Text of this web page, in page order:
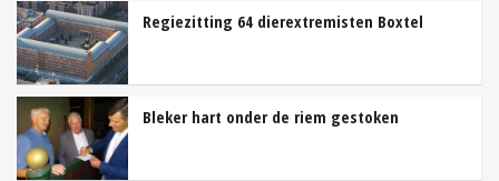
Regiezitting 64 dierextremisten Boxtel
Bleker hart onder de riem gestoken